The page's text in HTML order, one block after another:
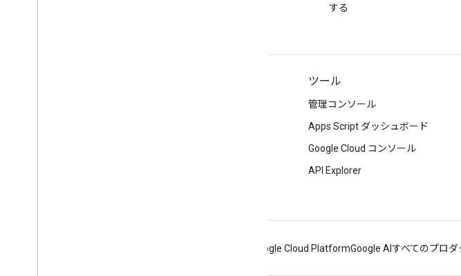
する
ツール
管理コンソール
Apps Script ダッシュボード
Google Cloud コンソール
API Explorer
Google Cloud PlatformGoogle AI すべてのプロダ